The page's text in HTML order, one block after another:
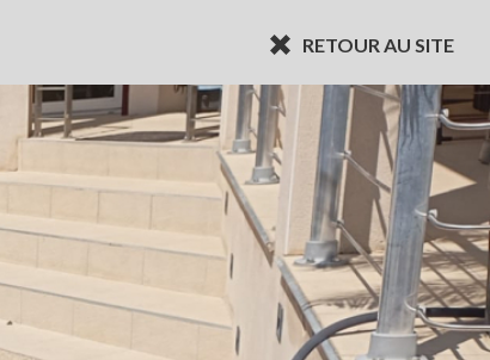
RETOUR AU SITE